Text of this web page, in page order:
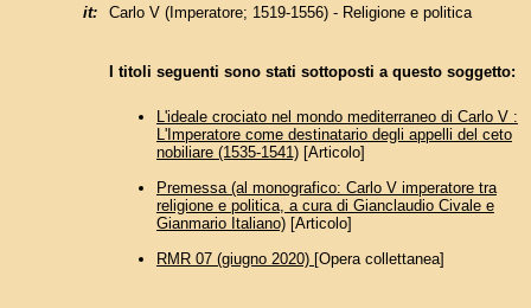
it:
Carlo V (Imperatore; 1519-1556) - Religione e politica
I titoli seguenti sono stati sottoposti a questo soggetto:
L'ideale crociato nel mondo mediterraneo di Carlo V :
L'Imperatore come destinatario degli appelli del ceto
nobiliare (1535-1541)[Articolo]
Premessa (al monografico: Carlo V imperatore tra
religione e politica, a cura di Gianclaudio Civale e
Gianmario Italiano)[Articolo]
RMR 07 (giugno 2020) [Opera collettanea]